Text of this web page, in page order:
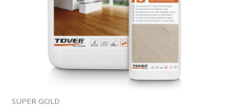
SUPER GOLD